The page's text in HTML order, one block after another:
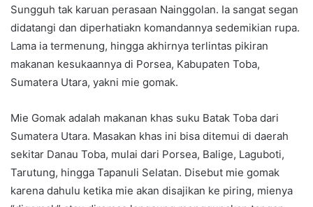
Sungguh tak karuan perasaan Nainggolan. Ia sangat segan
didatangi dan diperhatiakn komandannya sedemikian rupa.
Lama ia termenung, hingga akhirnya terlintas pikiran
makanan kesukaannya di Porsea, Kabupaten Toba,
Sumatera Utara, yakni mie gomak.
Mie Gomak adalah makanan khas suku Batak Toba dari
Sumatera Utara. Masakan khas ini bisa ditemui di daerah
sekitar Danau Toba, mulai dari Porsea, Balige, Laguboti,
Tarutung, hingga Tapanuli Selatan. Disebut mie gomak
karena dahulu ketika mie akan disajikan ke piring, mienya